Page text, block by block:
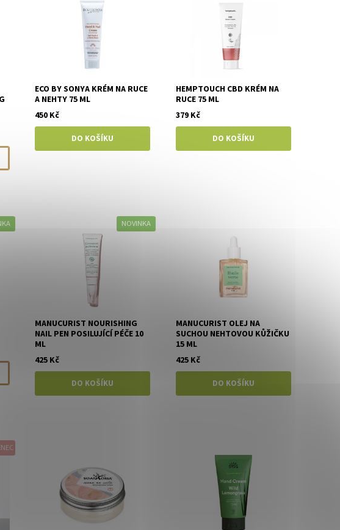
ECO BY SONYA KRÉM NA RUCE
A NEHTY 75 ML
450 Kč
HEMPTOUCH CBD KRÉM NA
RUCE 75 ML
379 Kč
NOVINKA
MANUCURIST NOURISHING
NAIL PEN POSILUJÍCÍ PÉČE 10
ML
425 Kč
MANUCURIST OLEJ NA
SUCHOU NEHTOVOU KŮŽIČKU
15 ML
425 Kč